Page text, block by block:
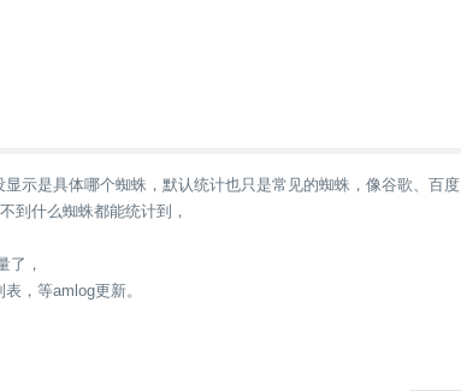
示是具体哪个蜘蛛，默认统计也只是常见的蜘蛛，像谷歌、百度
到什么蜘蛛都能统计到，
了，
，等amlog更新。